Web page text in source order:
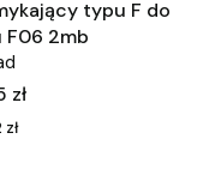
typu F do
F06 2mb
zł